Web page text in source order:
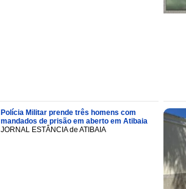
Polícia Militar prende três homens com
mandados de prisão em aberto em Atibaia
JORNAL ESTÂNCIA de ATIBAIA